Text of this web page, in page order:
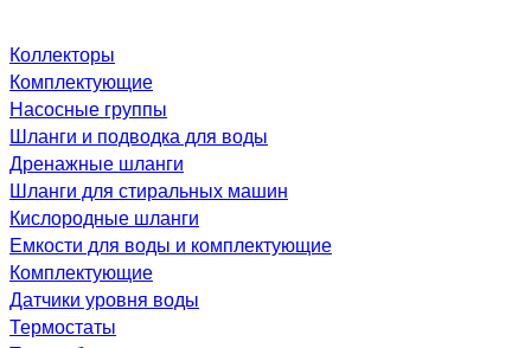
Коллекторы
Комплектующие
Насосные группы
Шланги и подводка для воды
Дренажные шланги
Шланги для стиральных машин
Кислородные шланги
Емкости для воды и комплектующие
Комплектующие
Датчики уровня воды
Термостаты